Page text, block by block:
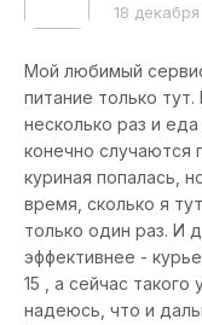
18
Мой любимый
питание только
несколько раз и
конечно случаются
куриная попалась,
время, сколько я
только один раз. И
эффективнее -
15 , а сейчас
надеюсь, что и